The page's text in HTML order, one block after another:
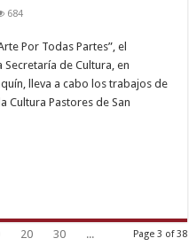
684
Por Todas Partes”, el
de Cultura, en
lleva a cabo los trabajos de
Cultura Pastores de San
Page 3 of 38
20 30
...